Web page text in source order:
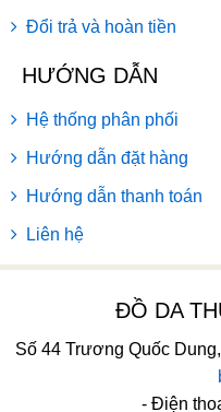
Đổi trả và hoàn tiền
HƯỚNG DẪN
Hệ thống phân phối
Hướng dẫn đặt hàng
Hướng dẫn thanh toán
Liên hệ
ĐỒ DA
Số 44 Trương Quốc
- Điện